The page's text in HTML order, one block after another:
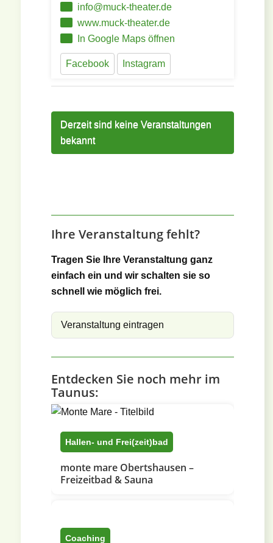
info@muck-theater.de
www.muck-theater.de
In Google Maps öffnen
Facebook Instagram
Derzeit sind keine Veranstaltungen
bekannt
Ihre Veranstaltung fehlt?
Tragen Sie Ihre Veranstaltung ganz
einfach ein und wir schalten sie so
schnell wie möglich frei.
Veranstaltung eintragen
Entdecken Sie noch mehr im
Taunus:
Hallen- und Frei(zeit)bad
monte mare Obertshausen –
Freizeitbad & Sauna
Coaching